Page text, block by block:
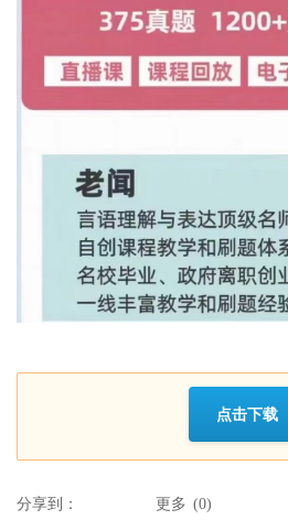
点击下载
分享到： 更多 (0)